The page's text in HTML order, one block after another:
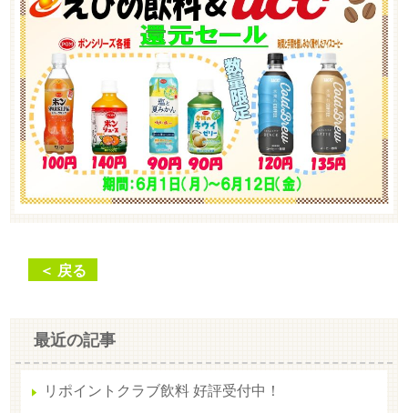
＜ 戻る
最近の記事
リポイントクラブ飲料 好評受付中！